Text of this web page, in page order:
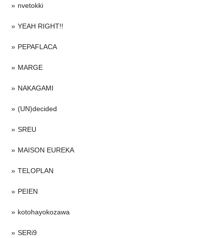
nvetokki
YEAH RIGHT!!
PEPAFLACA
MARGE
NAKAGAMI
(UN)decided
SREU
MAISON EUREKA
TELOPLAN
PEIEN
kotohayokozawa
SERi9